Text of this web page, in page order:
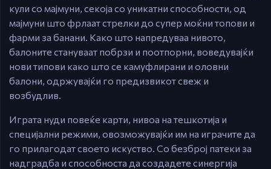
кули со мајмуни, секоја со уникатни способности, од
мајмуни што фрлаат стрелки до супер моќни топови и
фарми за банани. Како што напредуваа нивото,
балоните стануваат побрзи и поотпорни, воведувајќи
нови типови како што се камуфлирани и оловни
балони, одржувајќи го предизвикот свеж и
возбудлив.
Играта нуди повеќе карти, нивоа на тешкотија и
специјални режими, овозможувајќи им на играчите да
го прилагодат своето искуство. Со безброј патеки за
надградба и способноста да создадете синергија